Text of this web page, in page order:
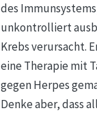
des
unkontrolliert
Krebs verursacht.
eine Therapie mit
gegen Herpes
Denke aber, dass